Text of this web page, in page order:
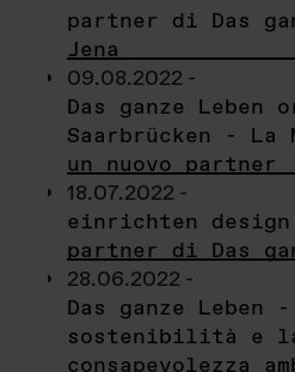
partner di Das
Jena
09.08.2022 -
Das ganze Leben
Saarbrücken - La
un nuovo partner
18.07.2022 -
einrichten
partner di Das
28.06.2022 -
Das ganze Leben
sostenibilità e
consapevolezza